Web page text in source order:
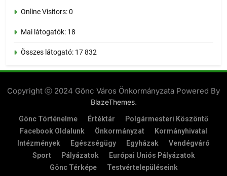
Online Visitors:0
Mai látogatók: 18
Összes látogató: 17 832
Copyright ⓒ 2024 Gönc Város Önkormányzata Powered By
BlazeThemes.
Gönc Történelme Értéktár
Polgármesteri Köszöntő
Facebook Oldalunk
Önkormányzat
Kormányhivatal
Intézmények
Egészségügy Egyházak
Vendégváró
Sport
Pályázatok
Európai Uniós Pályázatok
Gönc Térképe
Testvértelepüléseink